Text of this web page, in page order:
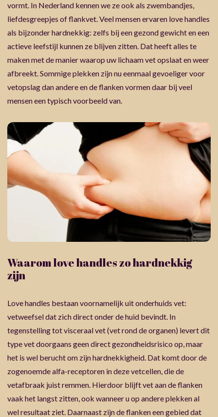
vormt. In Nederland kennen we ze ook als zwembandjes,
liefdesgreepjes of flankvet. Veel mensen ervaren love handles
als bijzonder hardnekkig: zelfs bij een gezond gewicht en een
actieve leefstijl kunnen ze blijven zitten. Dat heeft alles te
maken met de manier waarop uw lichaam vet opslaat en weer
afbreekt. Sommige plekken zijn nu eenmaal gevoeliger voor
vetopslag dan andere en de flanken vormen daar bij veel
mensen een typisch voorbeeld van.
Waarom love handles zo hardnekkig
zijn
Love handles bestaan voornamelijk uit onderhuids vet:
vetweefsel dat zich direct onder de huid bevindt. In
tegenstelling tot visceraal vet (vet rond de organen) levert dit
type vet doorgaans geen direct gezondheidsrisico op, maar
het is wel berucht om zijn hardnekkigheid. Dat komt door de
zogenoemde alfa-receptoren in deze vetcellen, die de
vetafbraak juist remmen. Hierdoor blijft vet aan de flanken
vaak het langst zitten, ook wanneer u op andere plekken al
wel resultaat ziet. Daarnaast zijn de flanken een gebied dat